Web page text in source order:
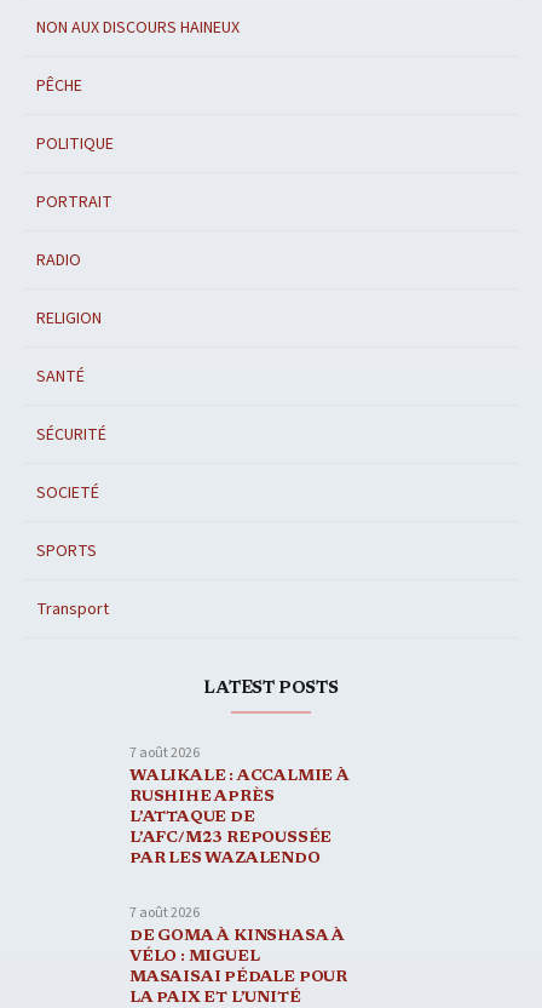
NON AUX DISCOURS HAINEUX
PÊCHE
POLITIQUE
PORTRAIT
RADIO
RELIGION
SANTÉ
SÉCURITÉ
SOCIETÉ
SPORTS
Transport
LATEST POSTS
7 août 2026
WALIKALE : ACCALMIE À
RUSHIHE APRÈS
L’ATTAQUE DE
L’AFC/M23 REPOUSSÉE
PAR LES WAZALENDO
7 août 2026
DE GOMA À KINSHASA À
VÉLO : MIGUEL
MASAISAI PÉDALE POUR
LA PAIX ET L’UNITÉ